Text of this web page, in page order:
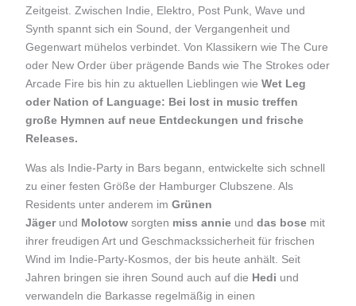
Zeitgeist. Zwischen Indie, Elektro, Post Punk, Wave und
Synth spannt sich ein Sound, der Vergangenheit und
Gegenwart mühelos verbindet. Von Klassikern wie The Cure
oder New Order über prägende Bands wie The Strokes oder
Arcade Fire bis hin zu aktuellen Lieblingen wieWet Leg
oder Nation of Language: Bei lost in music treffen
große Hymnen auf neue Entdeckungen und frische
Releases.
Was als Indie-Party in Bars begann, entwickelte sich schnell
zu einer festen Größe der Hamburger Clubszene. Als
Residents unter anderem imGrünen
Jäger und Molotowsorgten miss annie unddas bose mit
ihrer freudigen Art und Geschmackssicherheit für frischen
Wind im Indie-Party-Kosmos, der bis heute anhält. Seit
Jahren bringen sie ihren Sound auch auf die Hedi und
verwandeln die Barkasse regelmäßig in einen